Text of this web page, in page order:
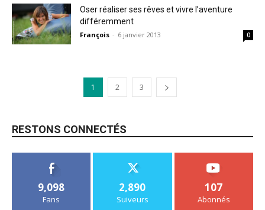
Oser réaliser ses rêves et vivre l’aventure
différemment
François - 6 janvier 2013 0
1 2 3
RESTONS CONNECTÉS
9,098
Fans
2,890
Suiveurs
107
Abonnés